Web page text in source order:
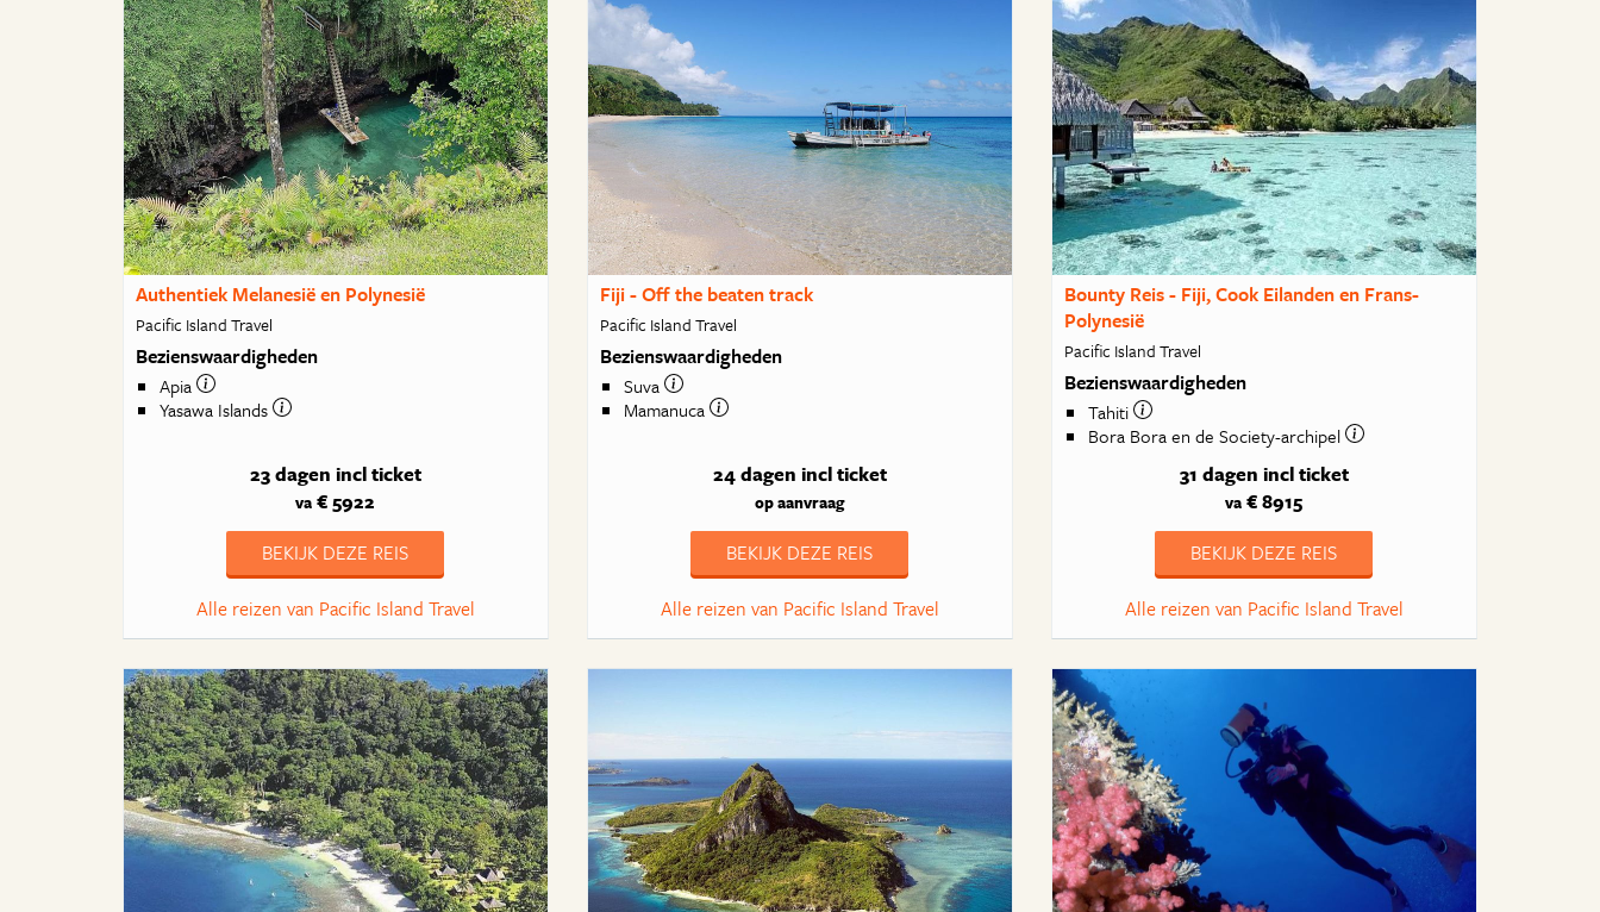
Authentiek Melanesië en Polynesië
Pacific Island Travel
Bezienswaardigheden
Apia
Yasawa Islands
23 dagen incl ticket
va € 5922
BEKIJK DEZE REIS
Alle reizen van Pacific Island Travel
Fiji - Off the beaten track
Pacific Island Travel
Bezienswaardigheden
Suva
Mamanuca
24 dagen incl ticket
op aanvraag
BEKIJK DEZE REIS
Alle reizen van Pacific Island Travel
Bounty Reis - Fiji, Cook Eilanden en Frans-
Polynesië
Pacific Island Travel
Bezienswaardigheden
Tahiti
Bora Bora en de Society-archipel
31 dagen incl ticket
va € 8915
BEKIJK DEZE REIS
Alle reizen van Pacific Island Travel